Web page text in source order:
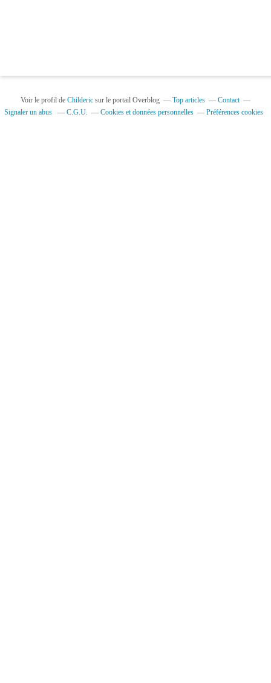
Voir le profil de Childeric sur le portail Overblog Top articles
Contact
Signaler un abus
C.G.U. Cookies et données personnelles Préférences cookies